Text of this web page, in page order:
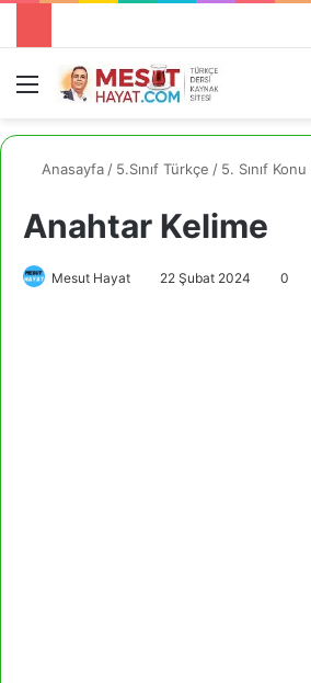
Menü
Anasayfa / 5.Sınıf Türkçe / 5. Sınıf Konu
Anahtar Kelime
Mesut Hayat 22 Şubat 2024 0